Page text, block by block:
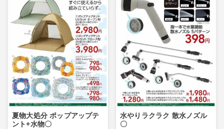
夏物大処分 ポップアップテ
ント+水物〇
水やりラクラク 散水ノズル
〇